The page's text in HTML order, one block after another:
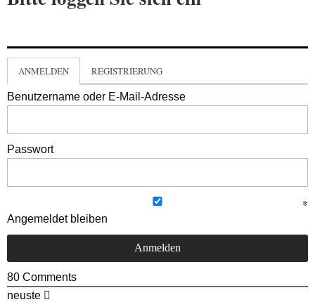
ANMELDEN REGISTRIERUNG
Benutzername oder E-Mail-Adresse
Passwort
Angemeldet bleiben
80 Comments
neuste